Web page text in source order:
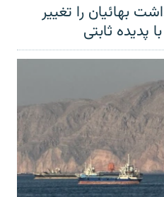
بهائیان را تغییر
پدیده ثابتی